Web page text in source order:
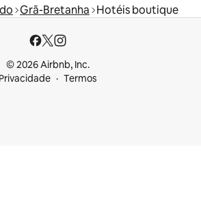
Grã-Bretanha Hotéis boutique
© 2026 Airbnb, Inc.
Privacidade
Termos